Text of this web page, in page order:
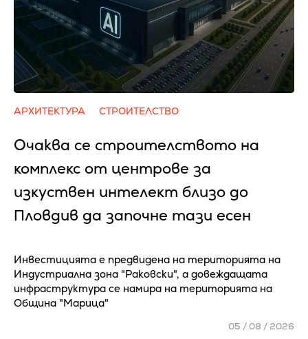
АРХИТЕКТУРА СТРОИТЕЛСТВО
Очаква се cтpoитeлcтвoтo нa
ĸoмплeĸc oт цeнтpoвe зa
изĸycтвeн интeлeĸт близo дo
Πлoвдив да зaпoчнe тaзи eceн
Инвестицията е предвидена на територията на
Индустриална зона "Раковски", а довеждащата
инфраструктура се намира на територията на
Община "Марица"
05 / 08 / 2026